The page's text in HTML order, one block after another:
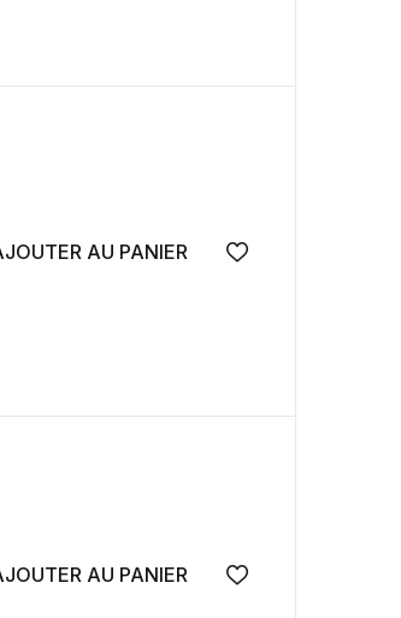
AU PANIER
Ajouter à la
AU PANIER
Ajouter à la